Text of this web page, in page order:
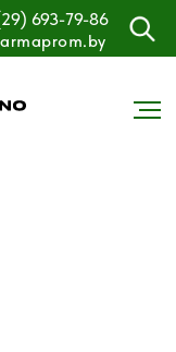
693-79-86
86